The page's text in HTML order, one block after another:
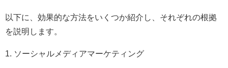
以下に、効果的な方法をいくつか紹介し、それぞれの根拠
を説明します。
1. ソーシャルメディアマーケティング